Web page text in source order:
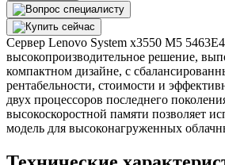
Сервер Lenovo System x3550 M5
высокопроизводительное решение,
компактном дизайне, с
рентабельности, стоимости и
двух процессоров последнего
высокоскоростной памяти позволяет
модель для высоконагруженных